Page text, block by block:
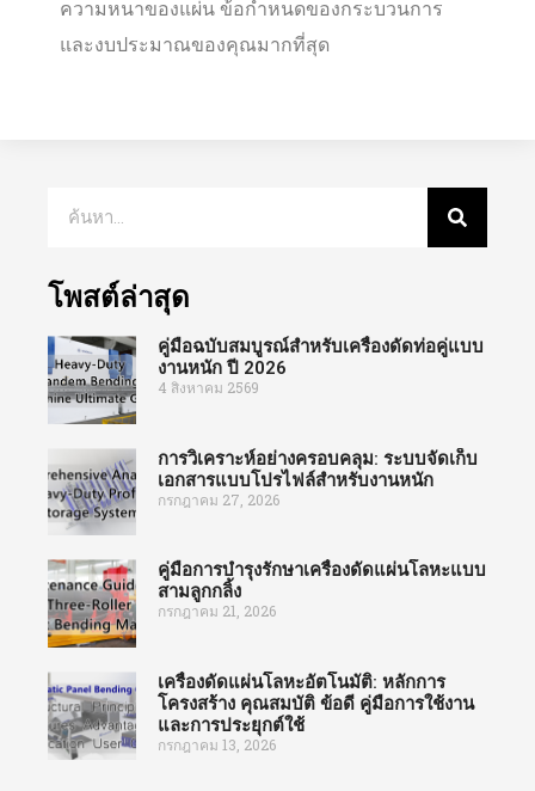
ความหนาของแผ่น ข้อกำหนดของกระบวนการ
และงบประมาณของคุณมากที่สุด
โพสต์ล่าสุด
คู่มือฉบับสมบูรณ์สำหรับเครื่องดัดท่อคู่แบบ
งานหนัก ปี 2026
4 สิงหาคม 2569
การวิเคราะห์อย่างครอบคลุม: ระบบจัดเก็บ
เอกสารแบบโปรไฟล์สำหรับงานหนัก
กรกฎาคม 27, 2026
คู่มือการบำรุงรักษาเครื่องดัดแผ่นโลหะแบบ
สามลูกกลิ้ง
กรกฎาคม 21, 2026
เครื่องดัดแผ่นโลหะอัตโนมัติ: หลักการ
โครงสร้าง คุณสมบัติ ข้อดี คู่มือการใช้งาน
และการประยุกต์ใช้
กรกฎาคม 13, 2026